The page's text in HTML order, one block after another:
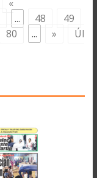
«
... 48
49
80 ... »
Úl